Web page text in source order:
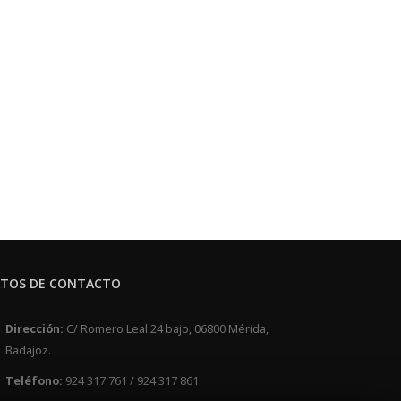
DE CONTACTO
Dirección: C/ Romero Leal 24 bajo, 06800 Mérida,
Badajoz.
Teléfono: 924 317 761 / 924 317 861